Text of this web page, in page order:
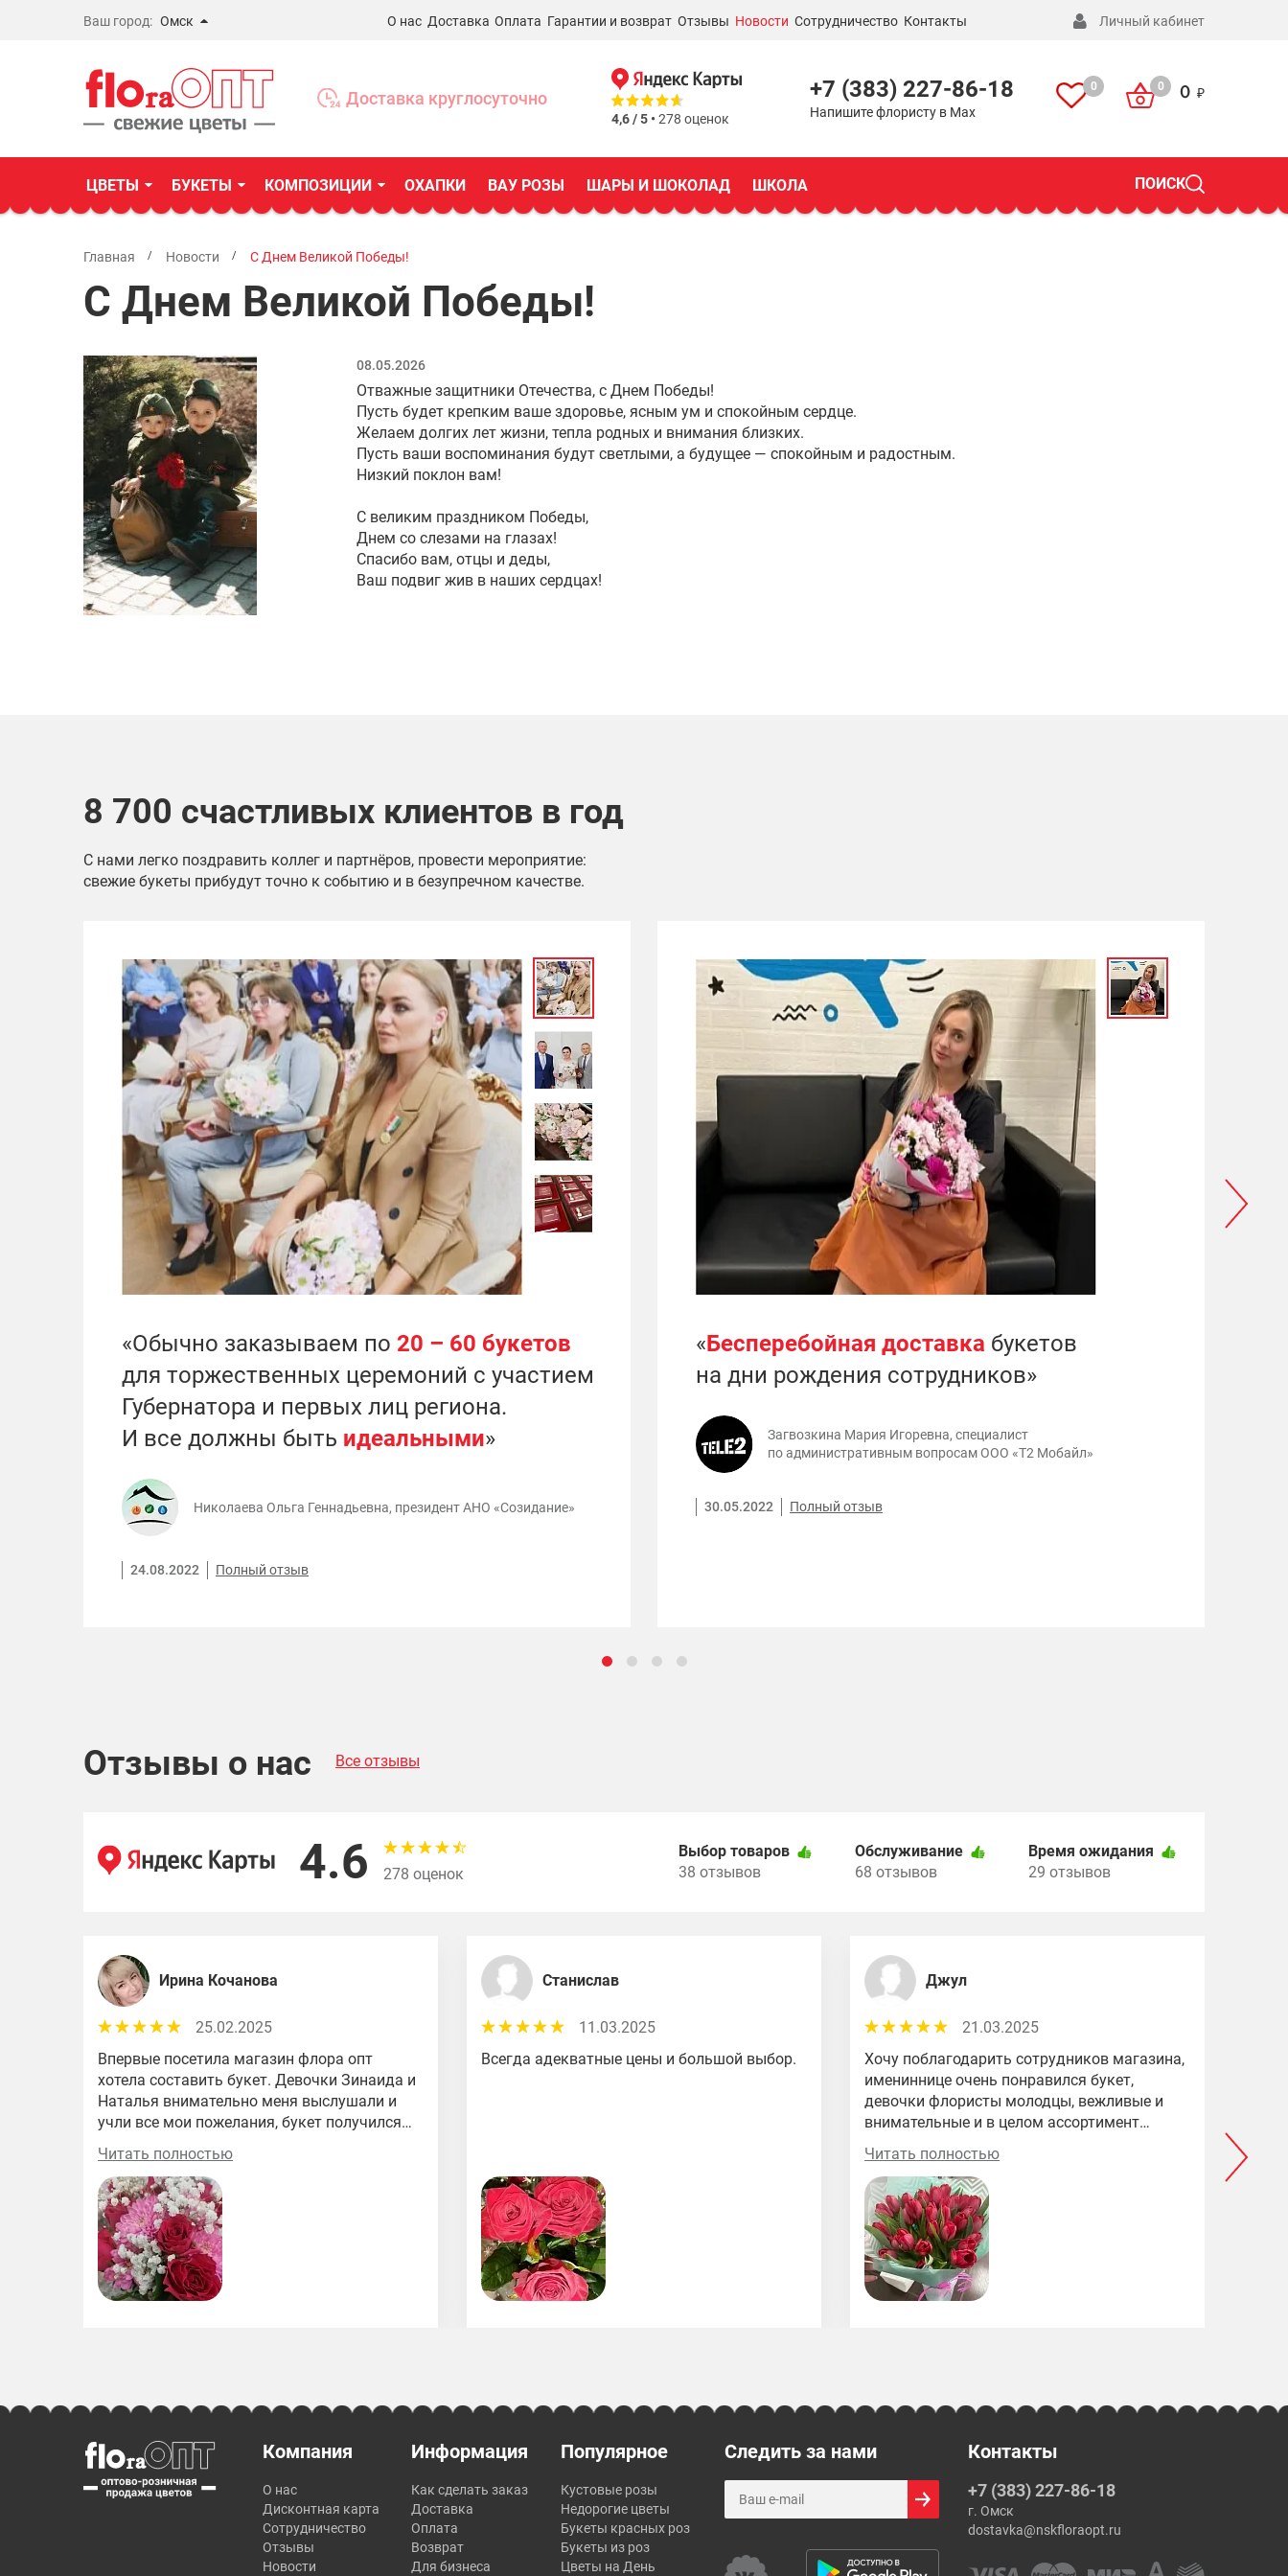
Ваш город: Омск
Бердск
О нас Доставка Оплата Гарантии и возврат Отзывы Новости Сотрудничество Контакты Личный кабинет
Доставка круглосуточно
4,6 / 5 •278 оценок
+7 (383) 227-86-18
Напишите флористу в Max
0 0 0
ЦВЕТЫ БУКЕТЫ КОМПОЗИЦИИ ОХАПКИ ВАУ РОЗЫ ШАРЫ И ШОКОЛАД ШКОЛА ПОИСК
Главная Новости С Днем Великой Победы!
С Днем Великой Победы!
08.05.2026
Отважные защитники Отечества, с Днем Победы!
Пусть будет крепким ваше здоровье, ясным ум и спокойным сердце.
Желаем долгих лет жизни, тепла родных и внимания близких.
Пусть ваши воспоминания будут светлыми, а будущее — спокойным и радостным.
Низкий поклон вам!
С великим праздником Победы,
Днем со слезами на глазах!
Спасибо вам, отцы и деды,
Ваш подвиг жив в наших сердцах!
8 700 счастливых клиентов в год
С нами легко поздравить коллег и партнёров, провести мероприятие:
свежие букеты прибудут точно к событию и в безупречном качестве.
«Обычно заказываем по 20 – 60 букетов
для торжественных церемоний с участием
Губернатора и первых лиц региона.
И все должны быть идеальными»
Николаева Ольга Геннадьевна, президент АНО «Созидание»
24.08.2022 Полный отзыв
«Бесперебойная доставка букетов
на дни рождения сотрудников»
Загвозкина Мария Игоревна, специалист
по административным вопросам ООО «Т2 Мобайл»
30.05.2022 Полный отзыв
Отзывы о нас Все отзывы
4.6 278 оценок
Выбор товаров
38 отзывов
Обслуживание
68 отзывов
Время ожидания
29 отзывов
Ирина Кочанова
25.02.2025
Впервые посетила магазин флора опт
хотела составить букет. Девочки Зинаида и
Наталья внимательно меня выслушали и
учли все мои пожелания, букет получился
шикарный я в таком восторге спасибо вам
большое.
Читать полностью
Станислав
11.03.2025
Всегда адекватные цены и большой выбор.
Джул
21.03.2025
Хочу поблагодарить сотрудников магазина,
имениннице очень понравился букет,
девочки флористы молодцы, вежливые и
внимательные и в целом ассортимент
большой, цветочки все свежие) и цены
приятные)
Читать полностью
Компания
О нас
Дисконтная карта
Сотрудничество
Отзывы
Новости
Информация
Как сделать заказ
Доставка
Оплата
Возврат
Для бизнеса
Популярное
Кустовые розы
Недорогие цветы
Букеты красных роз
Букеты из роз
Цветы на День
Следить за нами Контакты
+7 (383) 227-86-18
г. Омск
dostavka@nskfloraopt.ru